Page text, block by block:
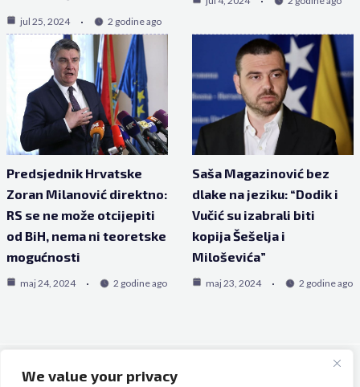
We value your privacy
jul 25, 2024 2 godine ago
Predsjednik Hrvatske
Zoran Milanović direktno:
RS se ne može otcijepiti
od BiH, nema ni teoretske
mogućnosti
maj 24, 2024 2 godine ago
Saša Magazinović bez
dlake na jeziku: “Dodik i
Vučić su izabrali biti
kopija Šešelja i
Miloševića”
maj 23, 2024 2 godine ago
Copyright © 2026 Bh Dijaspora.